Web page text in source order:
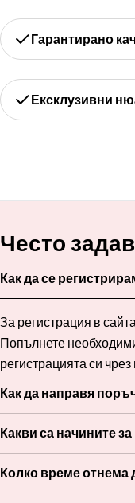
Гарантирано
Ексклузивни
Често
Как да се
За регистрация в
Попълнете
регистрацията си
Как да направя
Какви са начините
Колко време отнема